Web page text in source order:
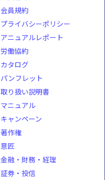
会員規約
プライバシーポリシー
アニュアルレポート
労働協約
カタログ
パンフレット
取り扱い説明書
マニュアル
キャンペーン
著作権
意匠
金融・財務・経理
証券・投信